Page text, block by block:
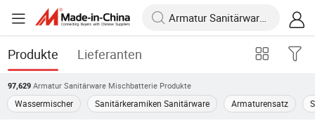
Produkte Lieferanten
97,629 Armatur Sanitärware Mischbatterie Produkte
Wassermischer Sanitärkeramiken Sanitärware Armaturensatz